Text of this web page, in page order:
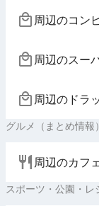
周辺のコン
周辺のスー
周辺のドラ
グルメ（まとめ情報）
周辺のカフ
スポーツ・公園・レ